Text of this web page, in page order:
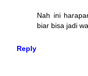
Nah ini
biar bisa jadi
Reply